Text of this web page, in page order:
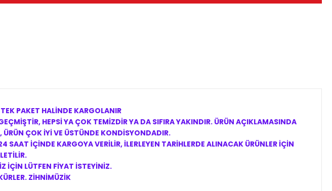
PAKET HALİNDE KARGOLANIR
HEPSİ YA ÇOK TEMİZDİR YA DA SIFIRA YAKINDIR. ÜRÜN AÇIKLAMASINDA
ÇOK İYİ VE ÜSTÜNDE KONDİSYONDADIR.
İÇİNDE KARGOYA VERİLİR, İLERLEYEN TARİHLERDE ALINACAK ÜRÜNLER İÇİN
İÇİN LÜTFEN FİYAT İSTEYİNİZ.
ZİHNİMÜZİK